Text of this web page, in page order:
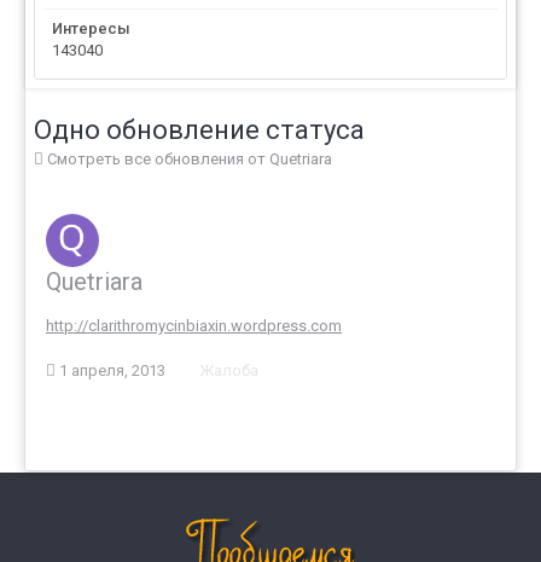
Интересы
143040
Одно обновление статуса
Смотреть все обновления от Quetriara
Quetriara
http://clarithromycinbiaxin.wordpress.com
1 апреля, 2013 Жалоба